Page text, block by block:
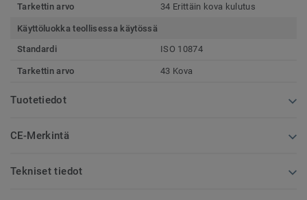
Tarkettin arvo 34 Erittäin kova kulutus
Käyttöluokka teollisessa käytössä
Standardi
ISO 10874
Tarkettin arvo 43 Kova
Tuotetiedot
CE-Merkintä
Tekniset tiedot